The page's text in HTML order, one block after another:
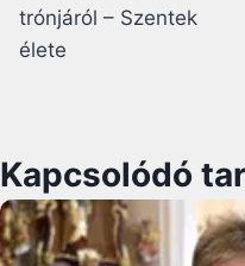
trónjáról – Szentek
élete
Kapcsolódó